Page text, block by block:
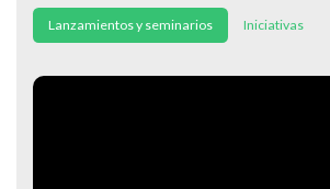
Lanzamientos y seminarios Iniciativas